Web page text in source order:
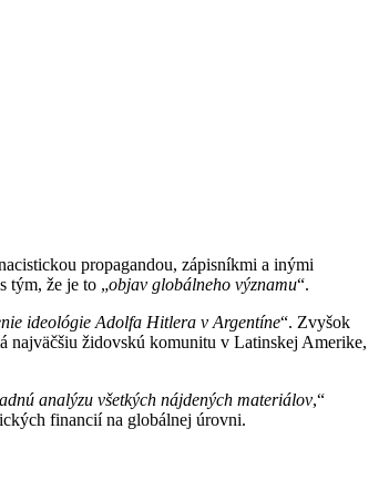
propagandou, zápisníkmi a inými
tým, že je to „objav globálneho významu“.
ideológie Adolfa Hitlera v Argentíne“. Zvyšok
najväčšiu židovskú komunitu v Latinskej Amerike,
analýzu všetkých nájdených materiálov,“
financií na globálnej úrovni.